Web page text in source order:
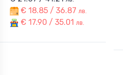
€ 18.85 / 36.87 лв.
€ 17.90 / 35.01 лв.